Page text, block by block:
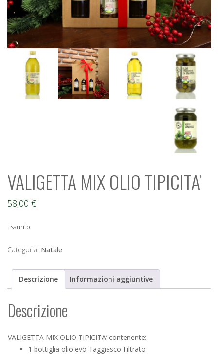
VALIGETTA MIX OLIO TIPICITA’
58,00 €
Esaurito
Categoria: Natale
Descrizione Informazioni aggiuntive
Descrizione
VALIGETTA MIX OLIO TIPICITA’ contenente:
1 bottiglia olio evo Taggiasco Filtrato